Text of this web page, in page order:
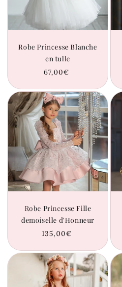
Robe Princesse Blanche
en tulle
Prix
67,00€
Robe Princesse Fille
demoiselle d'Honneur
Prix
135,00€